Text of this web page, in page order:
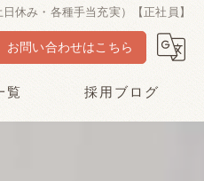
休み・各種手当充実）【正社員】
お問い合わせはこちら
覧 採用ブログ